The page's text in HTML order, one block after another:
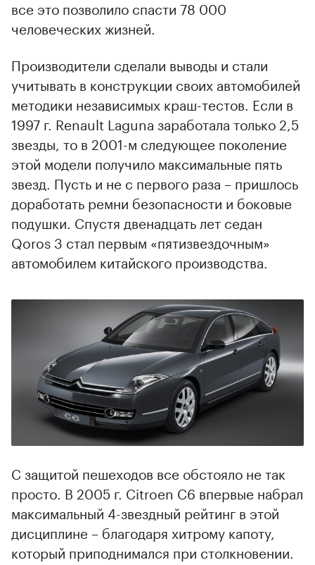
все это позволило спасти 78 000
человеческих жизней.
Производители сделали выводы и стали
учитывать в конструкции своих автомобилей
методики независимых краш-тестов. Если в
1997 г. Renault Laguna заработала только 2,5
звезды, то в 2001-м следующее поколение
этой модели получило максимальные пять
звезд. Пусть и не с первого раза – пришлось
доработать ремни безопасности и боковые
подушки. Спустя двенадцать лет седан
Qoros 3 стал первым «пятизвездочным»
автомобилем китайского производства.
С защитой пешеходов все обстояло не так
просто. В 2005 г. Citroen C6 впервые набрал
максимальный 4-звездный рейтинг в этой
дисциплине – благодаря хитрому капоту,
который приподнимался при столкновении.